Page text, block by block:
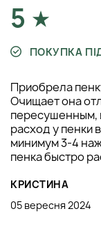
5
ПОКУПКА
Приобрела
Очищает она
пересушенным,
расход у пенки
минимум 3-4
пенка быстро
КРИСТИНА
05 вересня 2024